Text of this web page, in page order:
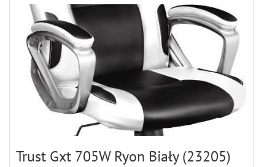
Trust Gxt 705W Ryon Biały (23205)